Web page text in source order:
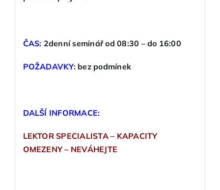
ČAS: 2denní seminář od 08:30 – do 16:00
POŽADAVKY: bez podmínek
DALŠÍ INFORMACE:
LEKTOR SPECIALISTA – KAPACITY
OMEZENY – NEVÁHEJTE